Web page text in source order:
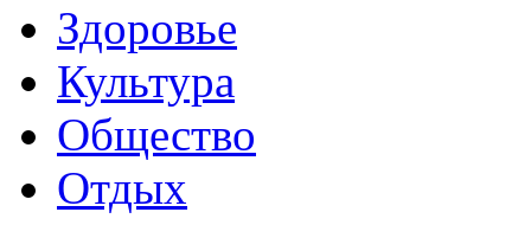
Здоровье
Культура
Общество
Отдых